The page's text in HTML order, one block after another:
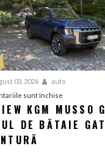
03, 2026
auto
sunt închisepentru
Review
KGM
KGM MUSSO
DE BĂTAIE